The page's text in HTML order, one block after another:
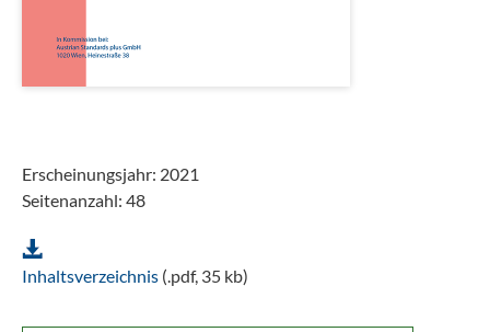
Erscheinungsjahr: 2021
Seitenanzahl: 48
Inhaltsverzeichnis (.pdf, 35 kb)